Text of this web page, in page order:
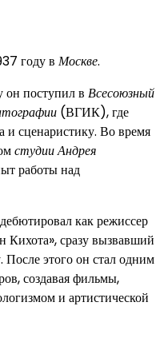
году в Москве.
он поступил в Всесоюзный
(ВГИК), где
и сценаристику. Во время
студии Андрея
работы над
как режиссер
сразу вызвавший
После этого он стал одним
создавая фильмы,
и артистической